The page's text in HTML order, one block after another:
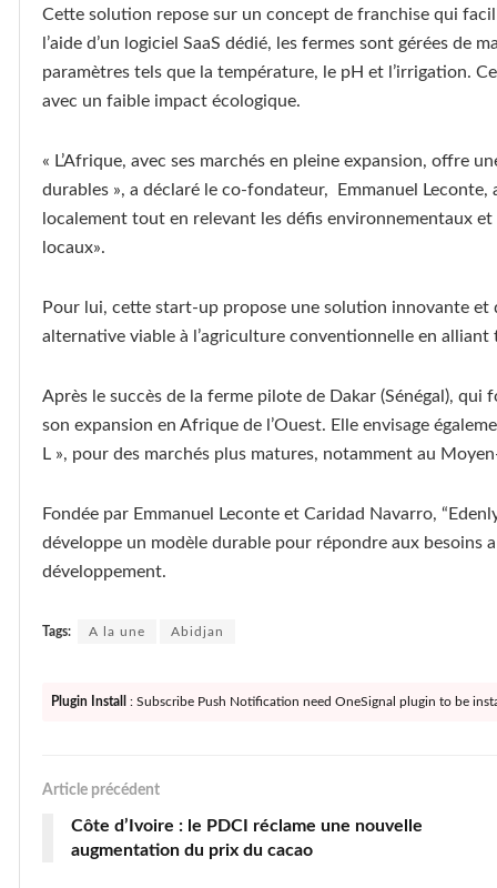
Cette solution repose sur un concept de franchise qui
l’aide d’un logiciel SaaS dédié, les fermes sont gérées
paramètres tels que la température, le pH et l’irrigation.
avec un faible impact écologique.
« L’Afrique, avec ses marchés en pleine expansion, offre
durables », a déclaré le co-fondateur, Emmanuel
localement tout en relevant les défis environnementaux
locaux».
Pour lui, cette start-up propose une solution innovante
alternative viable à l’agriculture conventionnelle en
Après le succès de la ferme pilote de Dakar (Sénégal),
son expansion en Afrique de l’Ouest. Elle envisage
L », pour des marchés plus matures, notamment au
Fondée par Emmanuel Leconte et Caridad Navarro,
développe un modèle durable pour répondre aux besoins
développement.
Tags: A la une Abidjan
Plugin Install : Subscribe Push Notification need OneSignal plugin to be
Article précédent
Côte d’Ivoire : le PDCI réclame une nouvelle
augmentation du prix du cacao